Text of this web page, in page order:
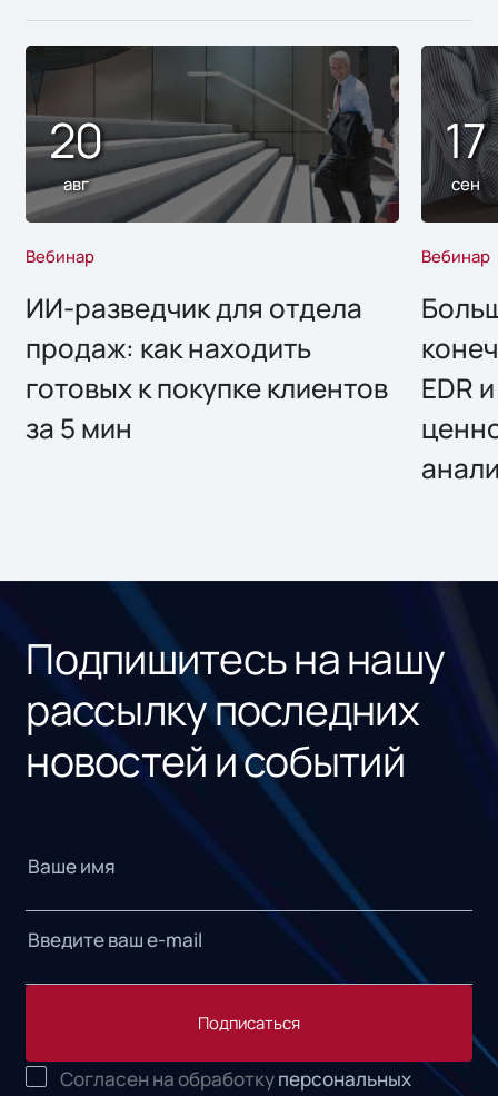
20
авг
Вебинар
ИИ-разведчик для отдела
продаж: как находить
готовых к покупке клиентов
за 5 мин
17
сен
Вебинар
EDR
Подпишитесь на нашу
рассылку последних
новостей и событий
Подписаться
Согласен на обработкуперсональных